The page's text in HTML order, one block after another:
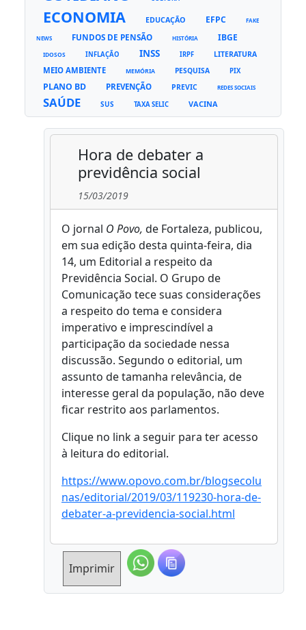
ECONOMIA EDUCAÇÃO EFPC FAKE
NEWS FUNDOS DE PENSÃO HISTÓRIA IBGE
IDOSOS INFLAÇÃO INSS IRPF LITERATURA
MEIO AMBIENTE MEMÓRIA PESQUISA PIX
PLANO BD PREVENÇÃO PREVIC REDES SOCIAIS
SAÚDE SUS TAXA SELIC VACINA
Hora de debater a
previdência social
15/03/2019
O jornal O Povo, de Fortaleza, publicou,
em sua edição desta quinta-feira, dia
14, um Editorial a respeito da
Previdência Social. O Grupo de
Comunicação tece suas considerações
a respeito do tema e considera
imperativo e imprescindível a
participação da sociedade nessa
discussão. Segundo o editorial, um
assunto de tamanha relevância, de
interesse geral da população, não deve
ficar restrito aos parlamentos.
Clique no link a seguir para ter acesso
à leitura do editorial.
https://www.opovo.com.br/blogsecolu
nas/editorial/2019/03/119230-hora-de-
debater-a-previdencia-social.html
Imprimir